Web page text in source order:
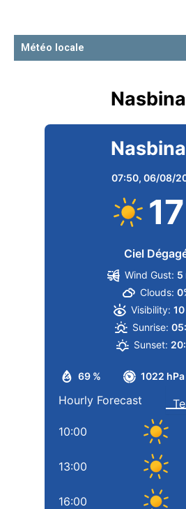
Météo locale
07:50, 06/08/
17
Ciel
69 % 1022 hPa
Wind Gust: 5
Clouds:
Visibility:
Sunrise:
Sunset:
Hourly Forecast
10:00
13:00
16:00